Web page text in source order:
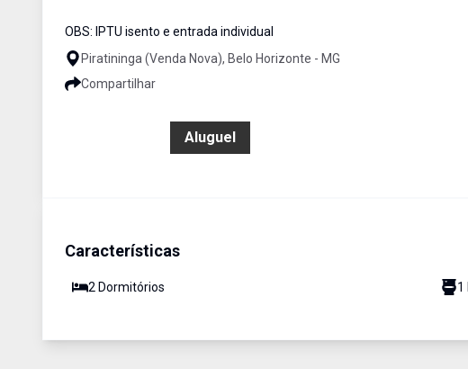
OBS: IPTU isento e entrada individual
Piratininga (Venda Nova), Belo Horizonte - MG
Compartilhar
Aluguel
Características
2 Dormitórios 1